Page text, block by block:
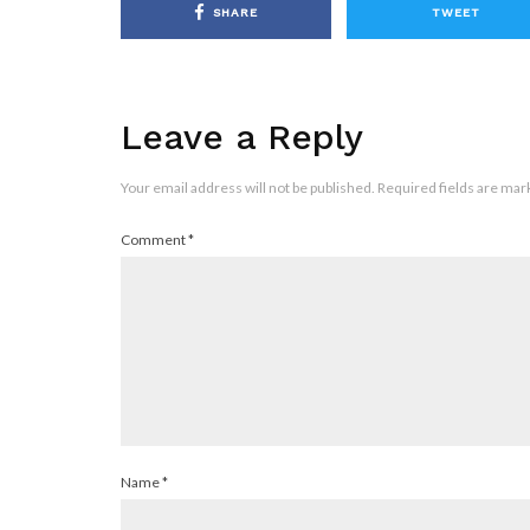
SHARE TWEET
Leave a Reply
Your email address will not be published. Required fields are
Comment*
Name*